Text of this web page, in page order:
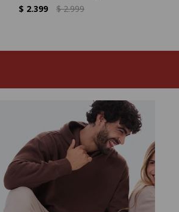
$ 2.399 $ 2.999